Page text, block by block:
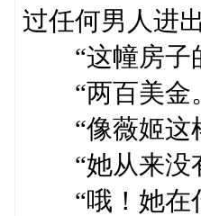
过任何男人进
“这幢房子
“两百美金
“像薇姬这样
“她从来没有
“哦！她在